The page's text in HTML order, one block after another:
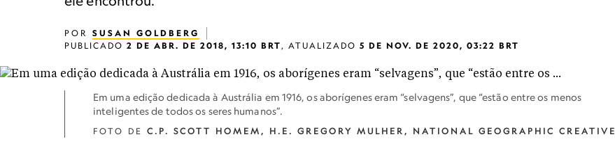
POR SUSAN GOLDBERG
PUBLICADO 2 DE ABR. DE 2018, 13:10 BRT, ATUALIZADO 5 DE NOV. DE 2020, 03:22 BRT
Em uma edição dedicada à Austrália em 1916, os aborígenes eram “selvagens”, que “estão entre os menos
inteligentes de todos os seres humanos”.
FOTO DE C.P. SCOTT HOMEM, H.E. GREGORY MULHER, NATIONAL GEOGRAPHIC